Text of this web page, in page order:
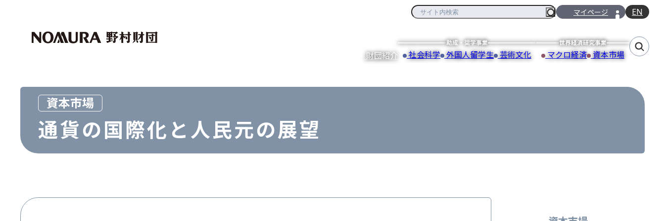
財団紹介
外国人留学生
芸術文化
世界経済研究事業
マクロ経済
その他
マイページ EN
財団紹介
助成・奨学事業
社会科学 外国人留学生 芸術文化
世界経済研究事業
マクロ経済 資本市場
資本市場
通貨の国際化と人民元の展望